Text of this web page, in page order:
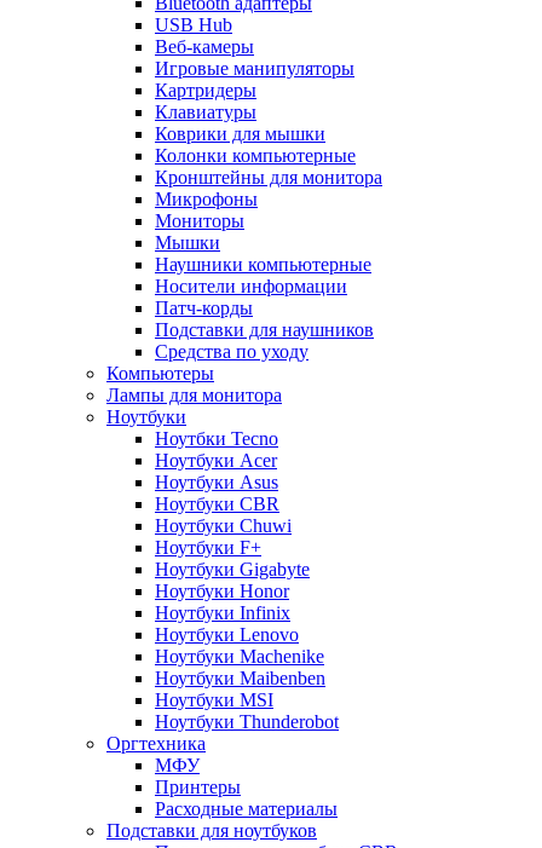
USB Hub
Веб-камеры
Игровые манипуляторы
Картридеры
Клавиатуры
Коврики для мышки
Колонки компьютерные
Кронштейны для монитора
Микрофоны
Мониторы
Мышки
Наушники компьютерные
Носители информации
Патч-корды
Подставки для наушников
Средства по уходу
Компьютеры
Лампы для монитора
Ноутбуки
Ноутбки Tecno
Ноутбуки Acer
Ноутбуки Asus
Ноутбуки CBR
Ноутбуки Chuwi
Ноутбуки F+
Ноутбуки Gigabyte
Ноутбуки Honor
Ноутбуки Infinix
Ноутбуки Lenovo
Ноутбуки Machenike
Ноутбуки Maibenben
Ноутбуки MSI
Ноутбуки Thunderobot
Оргтехника
МФУ
Принтеры
Расходные материалы
Подставки для ноутбуков